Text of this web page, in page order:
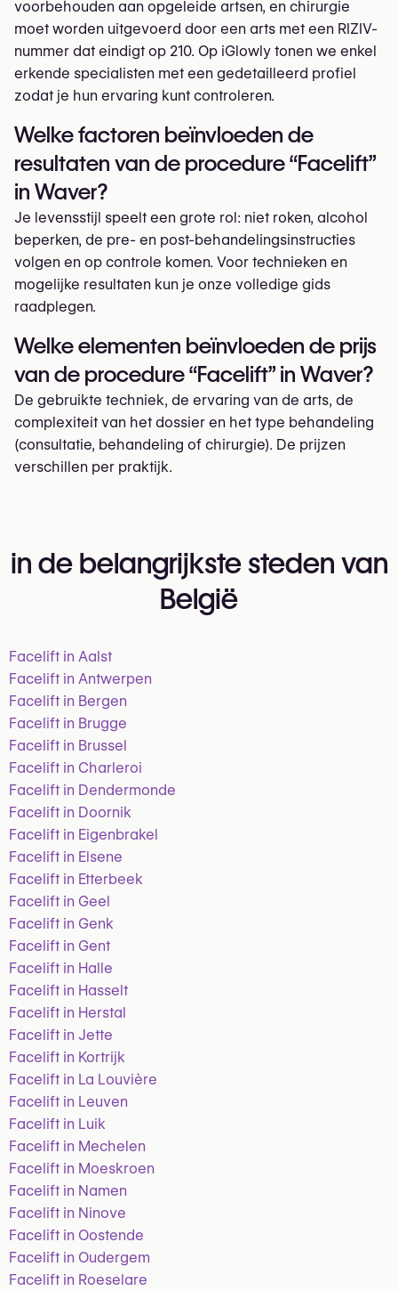
voorbehouden aan opgeleide artsen, en chirurgie
moet worden uitgevoerd door een arts met een RIZIV-
nummer dat eindigt op 210. Op iGlowly tonen we enkel
erkende specialisten met een gedetailleerd profiel
zodat je hun ervaring kunt controleren.
Welke factoren beïnvloeden de
resultaten van de procedure “Facelift”
in Waver?
Je levensstijl speelt een grote rol: niet roken, alcohol
beperken, de pre- en post-behandelingsinstructies
volgen en op controle komen. Voor technieken en
mogelijke resultaten kun je onze volledige gids
raadplegen.
Welke elementen beïnvloeden de prijs
van de procedure “Facelift” in Waver?
De gebruikte techniek, de ervaring van de arts, de
complexiteit van het dossier en het type behandeling
(consultatie, behandeling of chirurgie). De prijzen
verschillen per praktijk.
in de belangrijkste steden van
België
Facelift in Aalst
Facelift in Antwerpen
Facelift in Bergen
Facelift in Brugge
Facelift in Brussel
Facelift in Charleroi
Facelift in Dendermonde
Facelift in Doornik
Facelift in Eigenbrakel
Facelift in Elsene
Facelift in Etterbeek
Facelift in Geel
Facelift in Genk
Facelift in Gent
Facelift in Halle
Facelift in Hasselt
Facelift in Herstal
Facelift in Jette
Facelift in Kortrijk
Facelift in La Louvière
Facelift in Leuven
Facelift in Luik
Facelift in Mechelen
Facelift in Moeskroen
Facelift in Namen
Facelift in Ninove
Facelift in Oostende
Facelift in Oudergem
Facelift in Roeselare